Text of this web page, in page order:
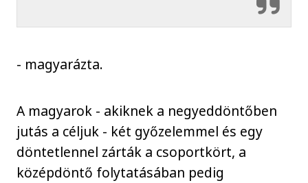
- magyarázta.
A magyarok - akiknek a negyeddöntőben
jutás a céljuk - két győzelemmel és egy
döntetlennel zárták a csoportkört, a
középdöntő folytatásában pedig